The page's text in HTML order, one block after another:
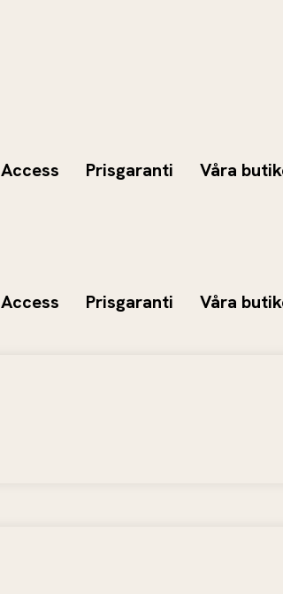
Access Prisgaranti Våra
Access Prisgaranti Våra